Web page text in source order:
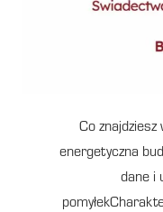
Co
energetyczna
dane i